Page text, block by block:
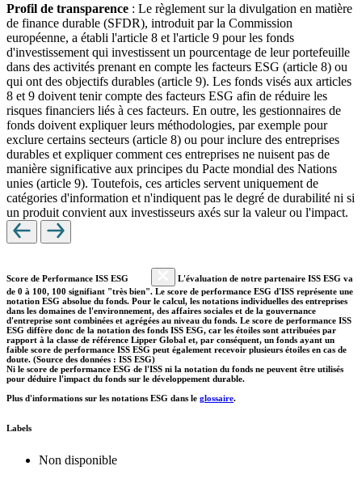
Profil de transparence : Le règlement sur la divulgation en matière
de finance durable (SFDR), introduit par la Commission
européenne, a établi l'article 8 et l'article 9 pour les fonds
d'investissement qui investissent un pourcentage de leur portefeuille
dans des activités prenant en compte les facteurs ESG (article 8) ou
qui ont des objectifs durables (article 9). Les fonds visés aux articles
8 et 9 doivent tenir compte des facteurs ESG afin de réduire les
risques financiers liés à ces facteurs. En outre, les gestionnaires de
fonds doivent expliquer leurs méthodologies, par exemple pour
exclure certains secteurs (article 8) ou pour inclure des entreprises
durables et expliquer comment ces entreprises ne nuisent pas de
manière significative aux principes du Pacte mondial des Nations
unies (article 9). Toutefois, ces articles servent uniquement de
catégories d'information et n'indiquent pas le degré de durabilité ni si
un produit convient aux investisseurs axés sur la valeur ou l'impact.
Score de Performance ISS ESG
L'évaluation de notre partenaire ISS ESG va
de 0 à 100, 100 signifiant "très bien". Le score de performance ESG d'ISS représente une
notation ESG absolue du fonds. Pour le calcul, les notations individuelles des entreprises
dans les domaines de l'environnement, des affaires sociales et de la gouvernance
d'entreprise sont combinées et agrégées au niveau du fonds. Le score de performance ISS
ESG diffère donc de la notation des fonds ISS ESG, car les étoiles sont attribuées par
rapport à la classe de référence Lipper Global et, par conséquent, un fonds ayant un
faible score de performance ISS ESG peut également recevoir plusieurs étoiles en cas de
doute. (Source des données : ISS ESG)
Ni le score de performance ESG de l'ISS ni la notation du fonds ne peuvent être utilisés
pour déduire l'impact du fonds sur le développement durable.
Plus d'informations sur les notations ESG dans le glossaire.
Labels
Non disponible